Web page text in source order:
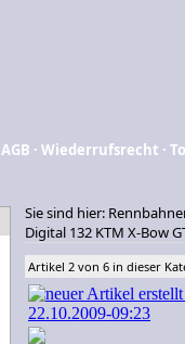
AGB · Wiederrufsrecht ·
Sie sind hier:
Digital 132 KTM X-Bow
Artikel 2 von 6 in dieser